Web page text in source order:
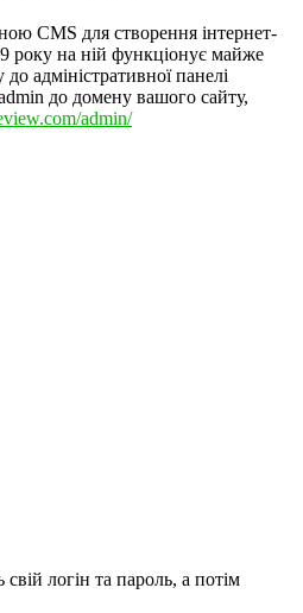
CMS для створення інтернет-
року на ній функціонує майже
адміністративної панелі
до домену вашого сайту,
admin/
свій логін та пароль, а потім